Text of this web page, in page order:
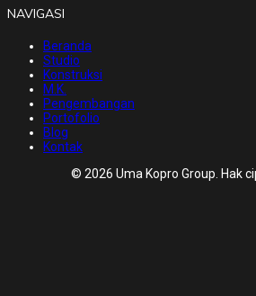
NAVIGASI
Beranda
Studio
Konstruksi
M.K.
Pengembangan
Portofolio
Blog
Kontak
© 2026 Uma Kopro Group. Hak